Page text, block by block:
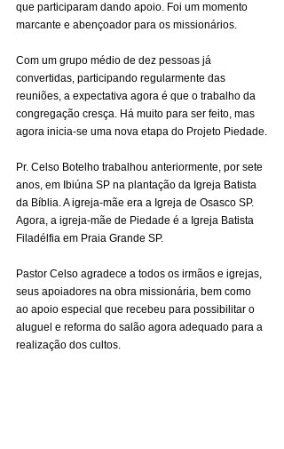
que participaram dando apoio. Foi um momento
marcante e abençoador para os missionários.
Com um grupo médio de dez pessoas já
convertidas, participando regularmente das
reuniões, a expectativa agora é que o trabalho da
congregação cresça. Há muito para ser feito, mas
agora inicia-se uma nova etapa do Projeto Piedade.
Pr. Celso Botelho trabalhou anteriormente, por sete
anos, em Ibiúna SP na plantação da Igreja Batista
da Bíblia. A igreja-mãe era a Igreja de Osasco SP.
Agora, a igreja-mãe de Piedade é a Igreja Batista
Filadélfia em Praia Grande SP.
Pastor Celso agradece a todos os irmãos e igrejas,
seus apoiadores na obra missionária, bem como
ao apoio especial que recebeu para possibilitar o
aluguel e reforma do salão agora adequado para a
realização dos cultos.